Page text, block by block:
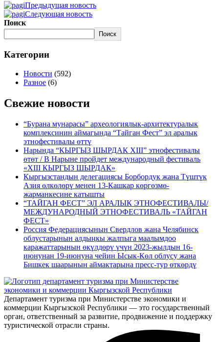
Предыдущая новость
Следующая новость
Поиск
Поиск
Категории
Новости (592)
Разное (6)
Свежие новости
“Бурана мунарасы” археологиялык-архитектуралык
комплексинин аймагында “Тайган Фест” эл аралык
этнофестивалы өттү
Нарында “КЫРГЫЗ ШЫРДАК XIII” этнофестивалы
өтөт / В Нарыне пройдет международный фестиваль
«XIII КЫРГЫЗ ШЫРДАК»
Кыргызстандын делегациясы Борбордук жана Түштүк
Азия өлкөлөрү менен 13-Кашкар көргөзмө-
жарманкесине катышты
“ТАЙГАН ФЕСТ” ЭЛ АРАЛЫК ЭТНОФЕСТИВАЛЫ/
МЕЖДУНАРОДНЫЙ ЭТНОФЕСТИВАЛЬ «ТАЙГАН
ФЕСТ»
Россия Федерациясынын Свердлов жана Челябинск
облустарынын алдыңкы жалпыга маалымдоо
каражаттарынын өкүлдөрү үчүн 2023-жылдын 16-
июнунан 19-июнуна чейин Ысык-Көл облусу жана
Бишкек шаарынын аймактарына пресс-тур өткөрдү
Департамент туризма при Министерстве экономики и
коммерции Кыргызской Республики — это государственный
орган, ответственный за развитие, продвижение и поддержку
туристической отрасли страны.